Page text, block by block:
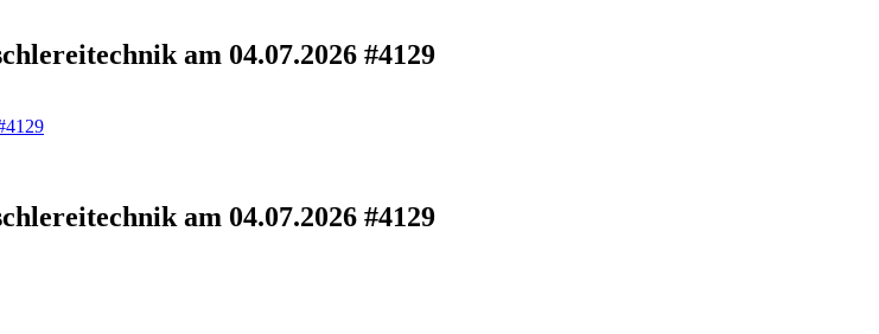
am 04.07.2026 #4129
am 04.07.2026 #4129